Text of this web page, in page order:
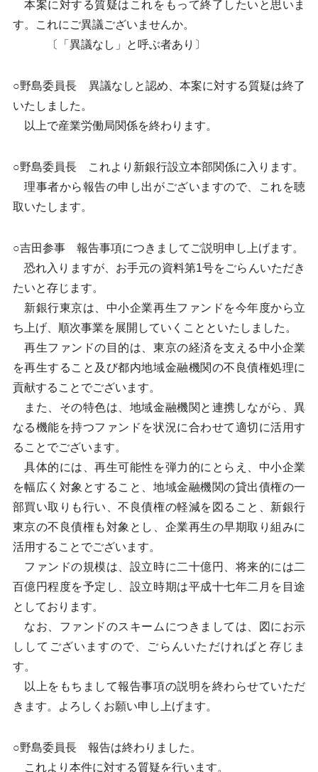
本案に対する質疑はこれをもって終了したいと思いま
す。これにご異議ございませんか。
〔「異議なし」と呼ぶ者あり〕
○野島委員長 異議なしと認め、本案に対する質疑は終了
いたしました。
以上で産業労働局関係を終わります。
○野島委員長 これより新銀行設立本部関係に入ります。
理事者から報告の申し出がございますので、これを聴
取いたします。
○吉田参事 報告事項につきましてご説明申し上げます。
恐れ入りますが、お手元の資料第1号をごらんいただき
たいと存じます。
新銀行東京は、中小企業再生ファンドを今年度から立
ち上げ、順次事業を展開していくことといたしました。
再生ファンドの目的は、東京の経済を支える中小企業
を再生すること及び都内地域金融機関の不良債権処理に
貢献することでございます。
また、その特色は、地域金融機関と連携しながら、異
なる機能を持つファンドを状況に合わせて適切に活用す
ることでございます。
具体的には、再生可能性を弾力的にとらえ、中小企業
を幅広く対象とすること、地域金融機関の貸出債権の一
部買い取りも行い、不良債権の軽減を図ること、新銀行
東京の不良債権も対象とし、企業再生の早期取り組みに
活用することでございます。
ファンドの規模は、設立時に二十億円、将来的には二
百億円程度を予定し、設立時期は平成十七年二月を目途
としております。
なお、ファンドのスキームにつきましては、図にお示
ししてございますので、ごらんいただければと存じま
す。
以上をもちまして報告事項の説明を終わらせていただ
きます。よろしくお願い申し上げます。
○野島委員長 報告は終わりました。
これより本件に対する質疑を行います。